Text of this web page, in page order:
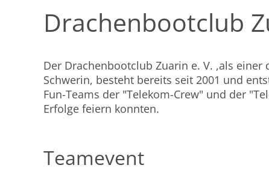
Drachenbootclub
Der Drachenbootclub Zuarin e. V. ,als
Schwerin, besteht bereits seit 2001 und
Fun-Teams der "Telekom-Crew" und der
Erfolge feiern konnten.
Teamevent